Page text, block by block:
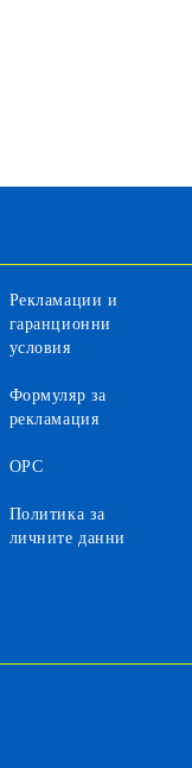
Рекламации и
гаранционни
условия
Формуляр за
рекламация
ОРС
Политика за
личните данни